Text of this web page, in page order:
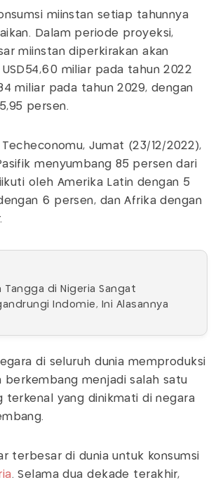
miinstan setiap tahunnya
Dalam periode proyeksi,
miinstan diperkirakan akan
miliar pada tahun 2022
miliar pada tahun 2029, dengan
persen.
Techeconomu, Jumat (23/12/2022),
menyumbang 85 persen dari
oleh Amerika Latin dengan 5
6 persen, dan Afrika dengan
Tangga di Nigeria Sangat
Indomie, Ini Alasannya
di seluruh dunia memproduksi
berkembang menjadi salah satu
terkenal yang dinikmati di negara
terbesar di dunia untuk konsumsi
. Selama dua dekade terakhir,